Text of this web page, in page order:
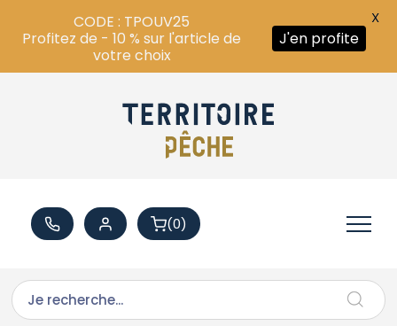
(0)
CODE : TPOUV25
Profitez de - 10 % sur l'article de
votre choix
J'en profite
X